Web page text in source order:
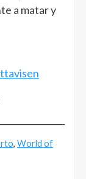
a matar y
, World of